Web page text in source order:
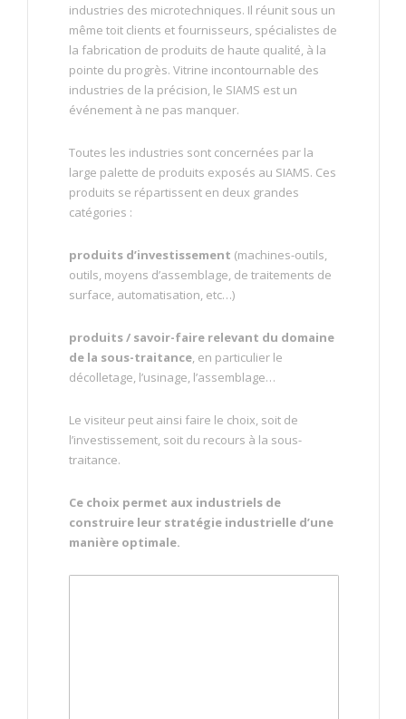
industries des microtechniques. Il réunit sous un
même toit clients et fournisseurs, spécialistes de
la fabrication de produits de haute qualité, à la
pointe du progrès. Vitrine incontournable des
industries de la précision, le SIAMS est un
événement à ne pas manquer.
Toutes les industries sont concernées par la
large palette de produits exposés au SIAMS. Ces
produits se répartissent en deux grandes
catégories :
produits d’investissement (machines-outils,
outils, moyens d’assemblage, de traitements de
surface, automatisation, etc…)
produits / savoir-faire relevant du domaine
de la sous-traitance, en particulier le
décolletage, l’usinage, l’assemblage…
Le visiteur peut ainsi faire le choix, soit de
l’investissement, soit du recours à la sous-
traitance.
Ce choix permet aux industriels de
construire leur stratégie industrielle d’une
manière optimale.